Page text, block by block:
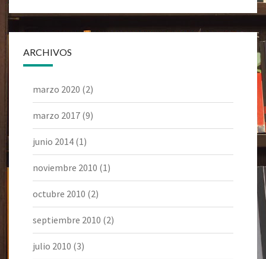
ARCHIVOS
marzo 2020 (2)
marzo 2017 (9)
junio 2014 (1)
noviembre 2010 (1)
octubre 2010 (2)
septiembre 2010 (2)
julio 2010 (3)